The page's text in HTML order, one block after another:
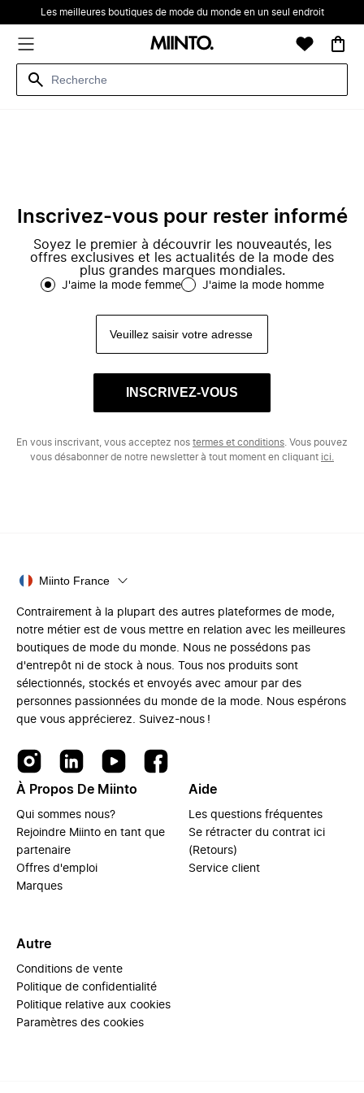
Les meilleures boutiques de mode du monde en un seul endroit
Inscrivez-vous pour rester informé
Soyez le premier à découvrir les nouveautés, les
offres exclusives et les actualités de la mode des
plus grandes marques mondiales.
J'aime la mode femme J'aime la mode homme
INSCRIVEZ-VOUS
En vous inscrivant, vous acceptez nos termes et conditions . Vous pouvez
vous désabonner de notre newsletter à tout moment en cliquant ici.
Miinto France
Contrairement à la plupart des autres plateformes de mode,
notre métier est de vous mettre en relation avec les meilleures
boutiques de mode du monde. Nous ne possédons pas
d'entrepôt ni de stock à nous. Tous nos produits sont
sélectionnés, stockés et envoyés avec amour par des
personnes passionnées du monde de la mode. Nous espérons
que vous apprécierez. Suivez-nous !
À Propos De Miinto
Qui sommes nous?
Rejoindre Miinto en tant que
partenaire
Offres d'emploi
Marques
Aide
Les questions fréquentes
Se rétracter du contrat ici
(Retours)
Service client
Autre
Conditions de vente
Politique de confidentialité
Politique relative aux cookies
Paramètres des cookies